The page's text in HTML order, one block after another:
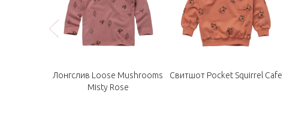
Лонгслив Loose Mushrooms
Misty Rose
Свитшот Pocket Squirrel Cafe